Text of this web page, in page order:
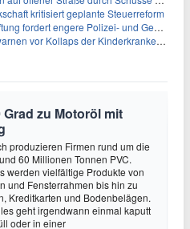
kritisiert geplante Steuerreform
engere Polizei- und Geheimdienstkooperation
vor Kollaps der Kinderkrankenpflege
zu Motoröl mit
produzieren Firmen rund um die
60 Millionen Tonnen PVC.
werden vielfältige Produkte von
und Fensterrahmen bis hin zu
Kreditkarten und Bodenbelägen.
geht irgendwann einmal kaputt
oder in einer